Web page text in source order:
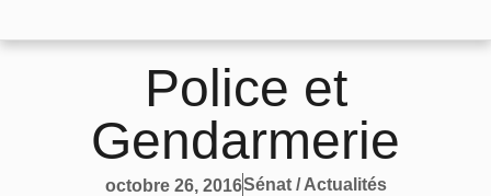
Police et
Gendarmerie
octobre 26, 2016Sénat / Actualités